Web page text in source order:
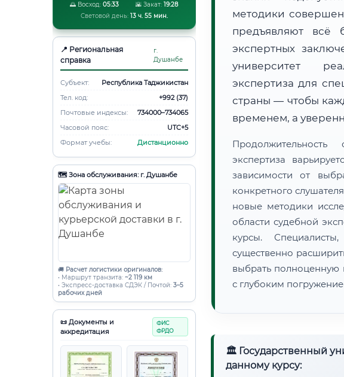
🌅 Восход: 05:33 🌇 Закат:19:28
Световой день: 13 ч. 55 мин.
📍 Региональная
справка
г.
Душанбе
Субъект:
Республика Таджикистан
Тел. код:
+992 (37)
Почтовые индексы:
734000–734065
Часовой пояс:
UTC+5
Формат учебы:
Дистанционно
🗺️ Зона обслуживания: г. Душанбе
🚚 Расчет логистики оригиналов:
• Маршрут транзита: ~2 119 км
• Экспресс-доставка СДЭК / Почтой: 3–5
рабочих дней
📜 Документы и
аккредитация
ФИС
ФРДО
методики
предъявляют всё
экспертных
университет
экспертиза для
страны — чтобы
временем, а
экспертиза
зависимости от
конкретного
новые методики
области судебной
курсы.
существенно
выбрать полноценную
с глубоким
🏛 Государственный
данному курсу: